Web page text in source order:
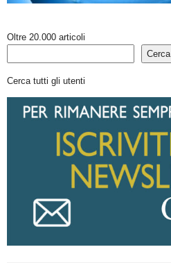
Oltre 20.000 articoli
Cerca
Cerca tutti gli utenti